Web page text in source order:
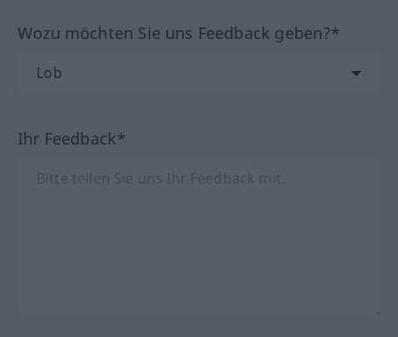
Wozu möchten Sie uns Feedback geben?*
Ihr Feedback*